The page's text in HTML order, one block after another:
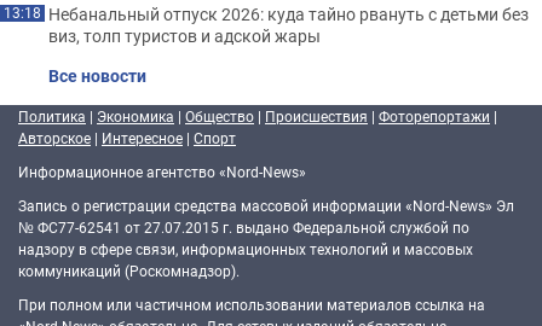
13:18 Небанальный отпуск 2026: куда тайно рвануть с детьми без
виз, толп туристов и адской жары
Все новости
Политика | Экономика | Общество | Происшествия | Фоторепортажи |
Авторское | Интересное | Спорт
Информационное агентство «Nord-News»
Запись о регистрации средства массовой информации «Nord-News» Эл
№ ФС77-62541 от 27.07.2015 г. выдано Федеральной службой по
надзору в сфере связи, информационных технологий и массовых
коммуникаций (Роскомнадзор).
При полном или частичном использовании материалов ссылка на